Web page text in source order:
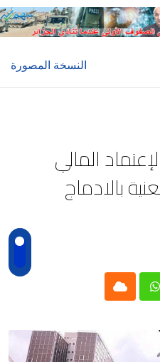
النسخة المصورة
الإعتماد المالي
بالادماج
Whatsapp
Cloud